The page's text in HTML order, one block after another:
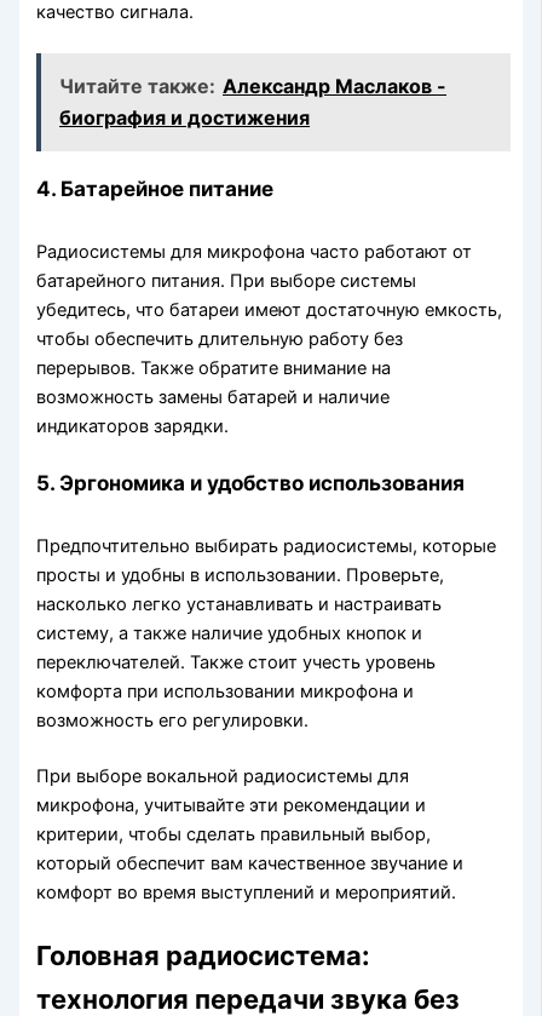
качество сигнала.
Читайте также: Александр Маслаков -
биография и достижения
4. Батарейное питание
Радиосистемы для микрофона часто работают от
батарейного питания. При выборе системы
убедитесь, что батареи имеют достаточную емкость,
чтобы обеспечить длительную работу без
перерывов. Также обратите внимание на
возможность замены батарей и наличие
индикаторов зарядки.
5. Эргономика и удобство использования
Предпочтительно выбирать радиосистемы, которые
просты и удобны в использовании. Проверьте,
насколько легко устанавливать и настраивать
систему, а также наличие удобных кнопок и
переключателей. Также стоит учесть уровень
комфорта при использовании микрофона и
возможность его регулировки.
При выборе вокальной радиосистемы для
микрофона, учитывайте эти рекомендации и
критерии, чтобы сделать правильный выбор,
который обеспечит вам качественное звучание и
комфорт во время выступлений и мероприятий.
Головная радиосистема:
технология передачи звука без